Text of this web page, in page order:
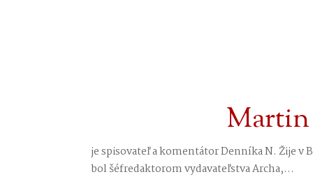
je spisovateľ a komentátor Denníka N. Žije v
bol šéfredaktorom vydavateľstva Archa,...